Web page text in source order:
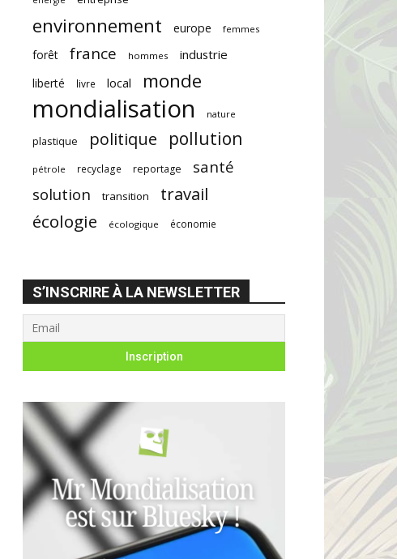
environnement europe femmes
forêt france hommes industrie
liberté livre local monde
mondialisation nature
plastique politique pollution
pétrole recyclage reportage
santé
solution
transition
travail
écologie
écologique économie
S’INSCRIRE À LA NEWSLETTER